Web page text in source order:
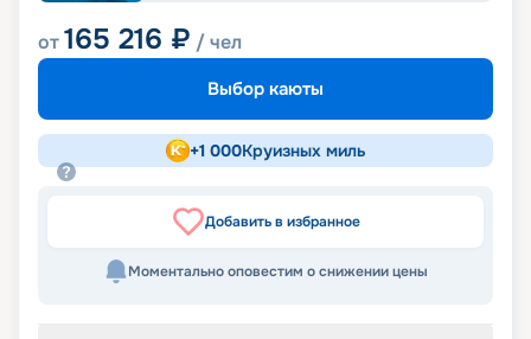
от165 216 ₽ / чел
Выбор каюты
+1 000Круизных миль
Добавить в избранное
Моментально оповестим о снижении цены